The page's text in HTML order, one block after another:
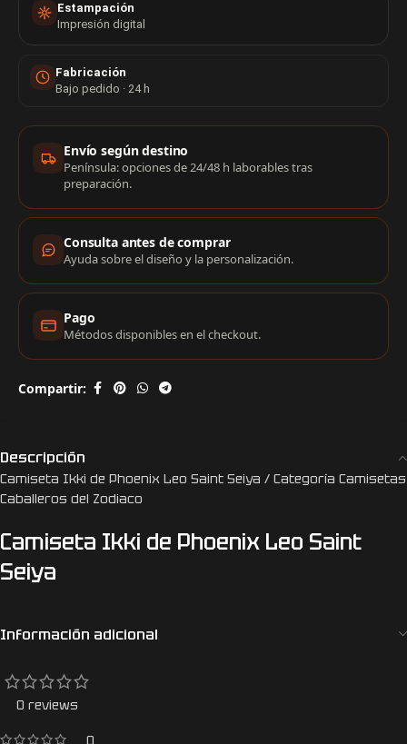
Estampación
Impresión digital
Fabricación
Bajo pedido · 24 h
Información de compra
Envío según destino
Península: opciones de 24/48 h laborables tras
preparación.
Consulta antes de comprar
Ayuda sobre el diseño y la personalización.
Pago
Métodos disponibles en el checkout.
Compartir:
Descripción
Camiseta Ikki de Phoenix Leo Saint Seiya / Categoría Camisetas
Caballeros del Zodiaco
Camiseta Ikki de Phoenix Leo Saint
Seiya
Información adicional
0 reviews
0